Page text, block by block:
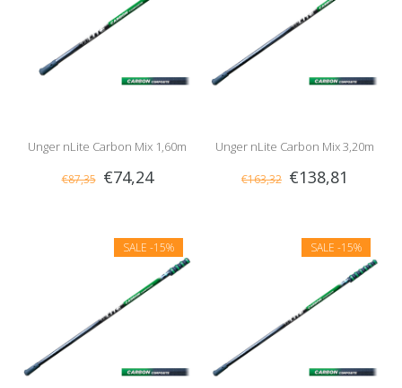
Unger nLite Carbon Mix 1,60m
€87,35 €74,24
Unger nLite Carbon Mix 3,20m
€163,32 €138,81
SALE -15% SALE -15%